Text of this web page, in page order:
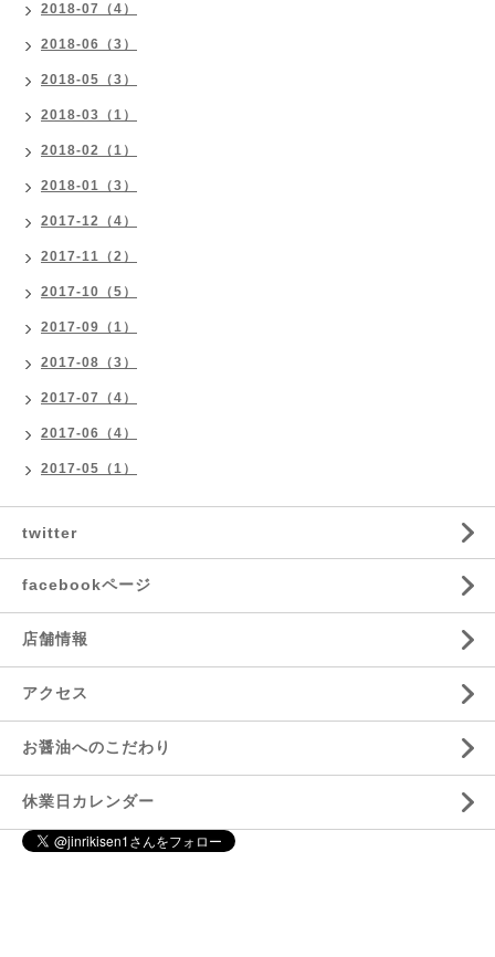
2018-07（4）
2018-06（3）
2018-05（3）
2018-03（1）
2018-02（1）
2018-01（3）
2017-12（4）
2017-11（2）
2017-10（5）
2017-09（1）
2017-08（3）
2017-07（4）
2017-06（4）
2017-05（1）
twitter
facebookページ
店舗情報
アクセス
お醤油へのこだわり
休業日カレンダー